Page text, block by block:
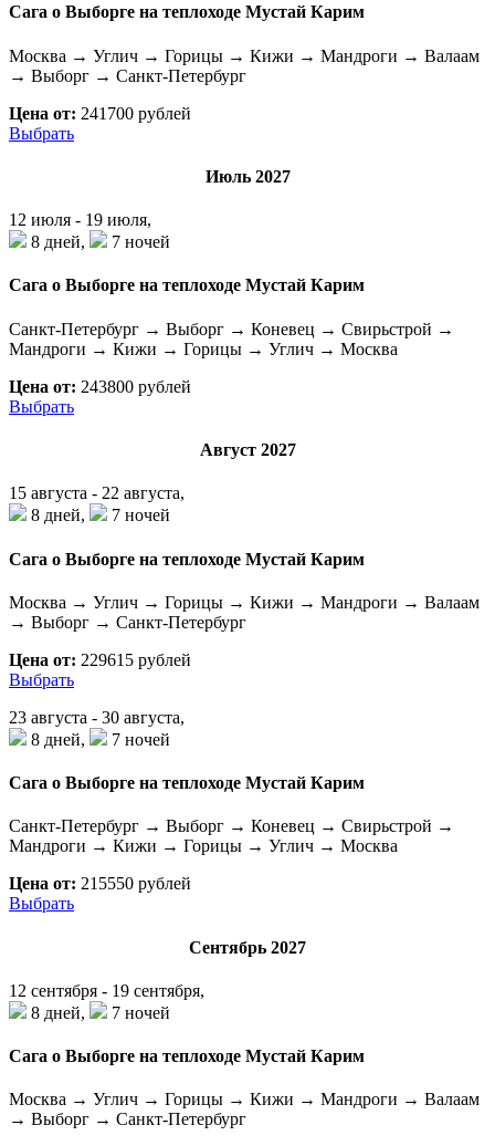
Сага о Выборге на теплоходе Мустай Карим
Москва → Углич → Горицы → Кижи → Мандроги → Валаам
→ Выборг → Санкт-Петербург
Цена от: 241700 рублей
Выбрать
Июль 2027
12 июля - 19 июля,
8 дней,
7 ночей
Сага о Выборге на теплоходе Мустай Карим
Санкт-Петербург → Выборг → Коневец → Свирьстрой →
Мандроги → Кижи → Горицы → Углич → Москва
Цена от: 243800 рублей
Выбрать
Август 2027
15 августа - 22 августа,
8 дней,
7 ночей
Сага о Выборге на теплоходе Мустай Карим
Москва → Углич → Горицы → Кижи → Мандроги → Валаам
→ Выборг → Санкт-Петербург
Цена от: 229615 рублей
Выбрать
23 августа - 30 августа,
8 дней,
7 ночей
Сага о Выборге на теплоходе Мустай Карим
Санкт-Петербург → Выборг → Коневец → Свирьстрой →
Мандроги → Кижи → Горицы → Углич → Москва
Цена от: 215550 рублей
Выбрать
Сентябрь 2027
12 сентября - 19 сентября,
8 дней,
7 ночей
Сага о Выборге на теплоходе Мустай Карим
Москва → Углич → Горицы → Кижи → Мандроги → Валаам
→ Выборг → Санкт-Петербург